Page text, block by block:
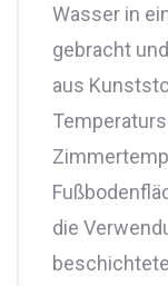
Wasser in
gebracht
aus
die